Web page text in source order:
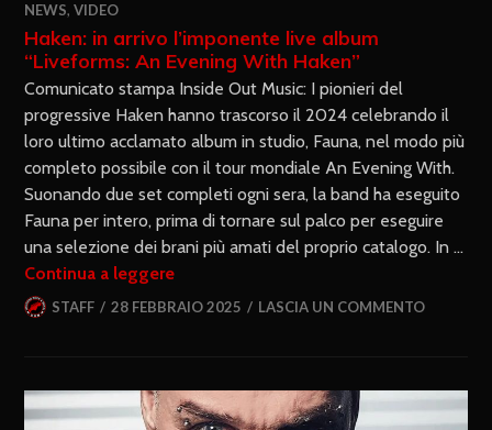
NEWS,VIDEO
Haken: in arrivo l’imponente live album
“Liveforms: An Evening With Haken”
Comunicato stampa Inside Out Music: I pionieri del
progressive Haken hanno trascorso il 2024 celebrando il
loro ultimo acclamato album in studio, Fauna, nel modo più
completo possibile con il tour mondiale An Evening With.
Suonando due set completi ogni sera, la band ha eseguito
Fauna per intero, prima di tornare sul palco per eseguire
una selezione dei brani più amati del proprio catalogo. In …
Continua a leggere
STAFF 28 FEBBRAIO 2025 LASCIA UN COMMENTO